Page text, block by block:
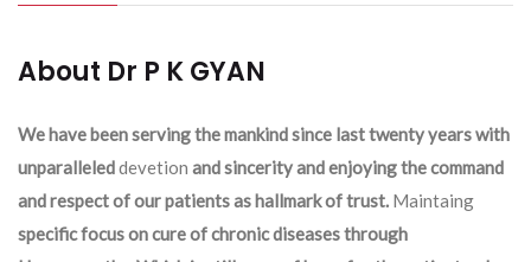
About Dr P K GYAN
We have been serving the mankind since last twenty years with
unparalleleddevetion and sincerity and enjoying the command
and respect of our patients as hallmark of trust. Maintaing
specific focus on cure of chronic diseases through